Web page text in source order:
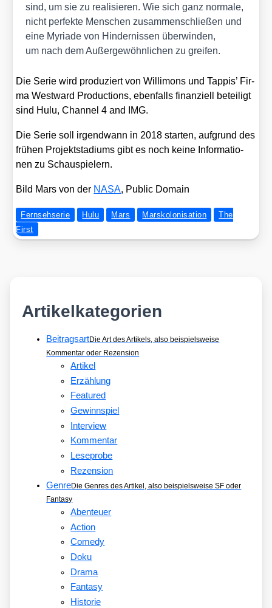
sind, um sie zu rea­li­sie­ren. Wie sich ganz nor­ma­le,
nicht per­fek­te Men­schen zusam­men­schlie­ßen und
eine Myria­de von Hin­der­nis­sen über­win­den,
um nach dem Außer­ge­wöhn­li­chen zu grei­fen.
Die Serie wird pro­du­ziert von Wil­li­mons und Tap­pis’ Fir­
ma West­ward Pro­duc­tions, eben­falls finan­zi­ell betei­ligt
sind Hulu, Chan­nel 4 and IMG.
Die Serie soll irgend­wann in 2018 star­ten, auf­grund des
frü­hen Pro­jekt­sta­di­ums gibt es noch kei­ne Infor­ma­tio­
nen zu Schau­spie­lern.
Bild Mars von der NASA, Public Domain
Fernsehserie Hulu Mars Marskolonisation
The
First
Artikelkategorien
BeitragsartDie Art des Artikels, also beispielsweise
Kommentar oder Rezension
Artikel
Erzählung
Featured
Gewinnspiel
Interview
Kommentar
Leseprobe
Rezension
GenreDie Genres des Artikel, also beispielsweise SF oder
Fantasy
Abenteuer
Action
Comedy
Doku
Drama
Fantasy
Historie